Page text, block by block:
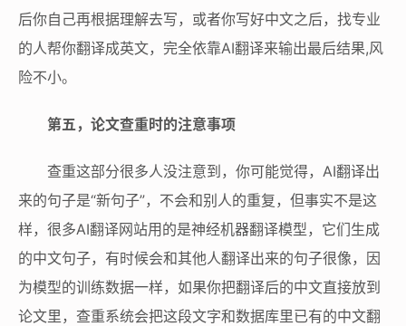
后你自己再根据理解去写，或者你写好中文之后，找专业
的人帮你翻译成英文，完全依靠AI翻译来输出最后结果,风
险不小。
第五，论文查重时的注意事项
查重这部分很多人没注意到，你可能觉得，AI翻译出
来的句子是“新句子”，不会和别人的重复，但事实不是这
样，很多AI翻译网站用的是神经机器翻译模型，它们生成
的中文句子，有时候会和其他人翻译出来的句子很像，因
为模型的训练数据一样，如果你把翻译后的中文直接放到
论文里，查重系统会把这段文字和数据库里已有的中文翻